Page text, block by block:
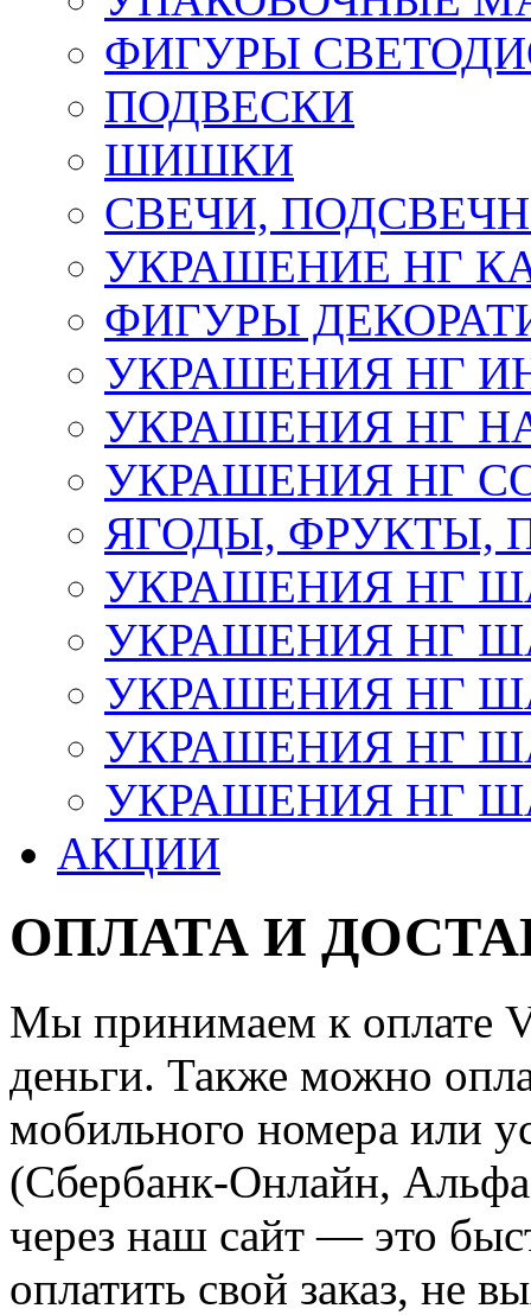
ФИГУРЫ
ПОДВЕСКИ
ШИШКИ
СВЕЧИ,
УКРАШЕНИЕ НГ
ФИГУРЫ
УКРАШЕНИЯ НГ
УКРАШЕНИЯ НГ
УКРАШЕНИЯ НГ
ЯГОДЫ, ФРУКТЫ,
УКРАШЕНИЯ НГ
УКРАШЕНИЯ НГ
УКРАШЕНИЯ НГ
УКРАШЕНИЯ НГ
УКРАШЕНИЯ НГ
АКЦИИ
ОПЛАТА И
Мы принимаем к оплате
деньги. Также можно
мобильного номера или
(Сбербанк-Онлайн,
через наш сайт — это
оплатить свой заказ, не